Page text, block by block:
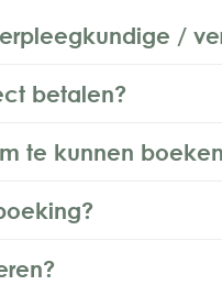
/
betalen?
te kunnen